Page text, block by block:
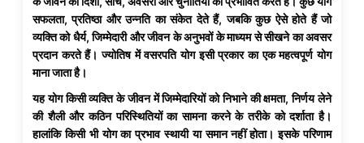
सफलता, प्रतिष्ठा और उन्नति का संकेत देते हैं, जबकि कुछ ऐसे होते हैं जो
व्यक्ति को धैर्य, जिम्मेदारी और जीवन के अनुभवों के माध्यम से सीखने का अवसर
प्रदान करते हैं। ज्योतिष में वसरपति योग इसी प्रकार का एक महत्वपूर्ण योग
माना जाता है।
यह योग किसी व्यक्ति के जीवन में जिम्मेदारियों को निभाने की क्षमता, निर्णय लेने
की शैली और कठिन परिस्थितियों का सामना करने के तरीके को दर्शाता है।
हालांकि किसी भी योग का प्रभाव स्थायी या समान नहीं होता। इसके परिणाम